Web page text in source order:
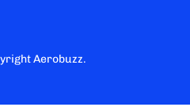
Aerobuzz.